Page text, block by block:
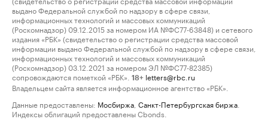
выдано Федеральной службой по надзору в сфере связи,
информационных технологий и массовых коммуникаций
(Роскомнадзор) 09.12.2015 за номером ИА №ФС77-63848) и сетевого
издания «РБК» (свидетельство о регистрации средства массовой
информации выдано Федеральной службой по надзору в сфере связи,
информационных технологий и массовых коммуникаций
(Роскомнадзор) 03.12.2021 за номером ЭЛ №ФС77-82385)
сопровождаются пометкой «РБК».
18+ letters@rbc.ru
Владельцем сайта является информационное агентство «РБК».
Данные предоставлены: Мосбиржа Санкт-Петербургская биржа
Индексы облигаций предоставлены Cbonds.